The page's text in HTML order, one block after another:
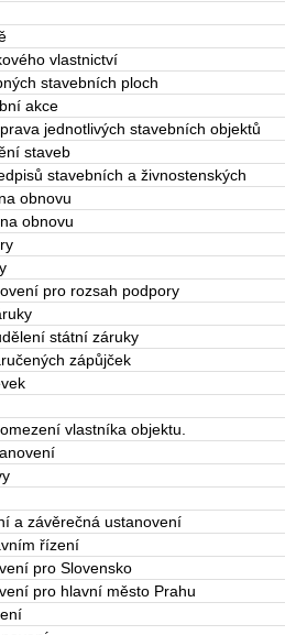
vlastnictví
stavebních ploch
akce
jednotlivých stavebních objektů
staveb
stavebních a živnostenských
obnovu
obnovu
pro rozsah podpory
státní záruky
zápůjček
vlastníka objektu.
a závěrečná ustanovení
řízení
pro Slovensko
pro hlavní město Prahu
-
náhrady
"náhradě